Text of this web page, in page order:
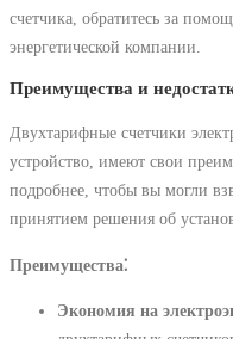
счетчика, обратитесь за
энергетической компании.
Преимущества и
Двухтарифные счетчики
устройство, имеют свои
подробнее, чтобы вы могли
принятием решения об
Преимущества⁚
Экономия на